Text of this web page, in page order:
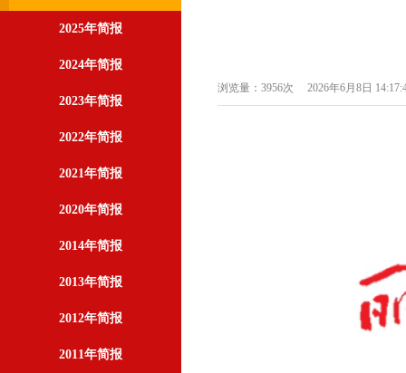
2025年简报
2024年简报
2023年简报
2022年简报
2021年简报
2020年简报
2014年简报
2013年简报
2012年简报
2011年简报
浏览量：3956次 2026年6月8日